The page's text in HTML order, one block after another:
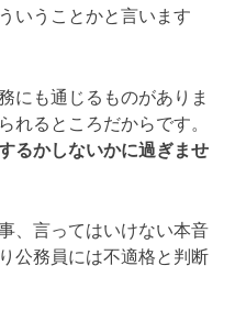
いうことかと言います
にも通じるものがありま
れるところだからです。
るかしないかに過ぎませ
、言ってはいけない本音
公務員には不適格と判断